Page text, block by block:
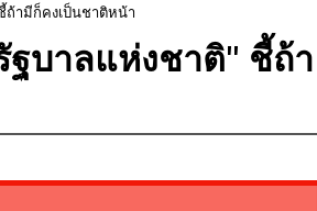
ามีก็คงเป็นชาติหน้า
ฐบาลแห่งชาติ" ชี้ถ้า